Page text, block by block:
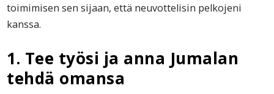
toimimisen sen sijaan, että neuvottelisin pelkojeni
kanssa.
1. Tee työsi ja anna Jumalan
tehdä omansa